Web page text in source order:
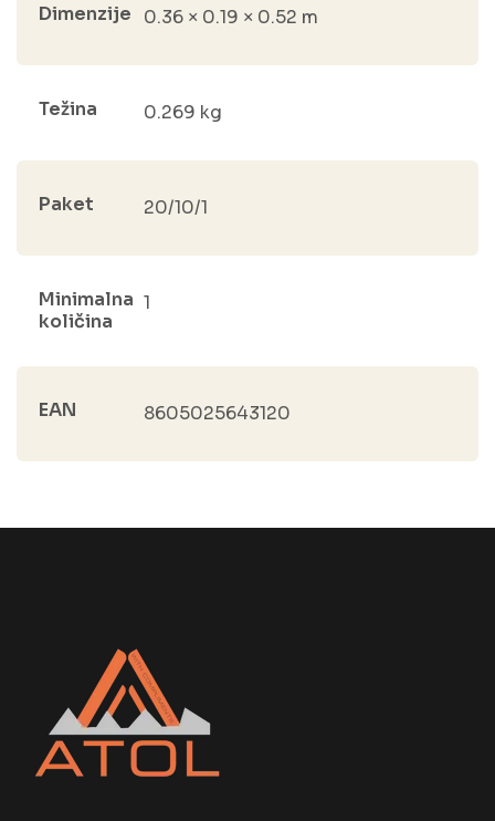
Dimenzije 0.36 × 0.19 × 0.52 m
Težina 0.269 kg
Paket 20/10/1
Minimalna
količina
1
EAN 8605025643120